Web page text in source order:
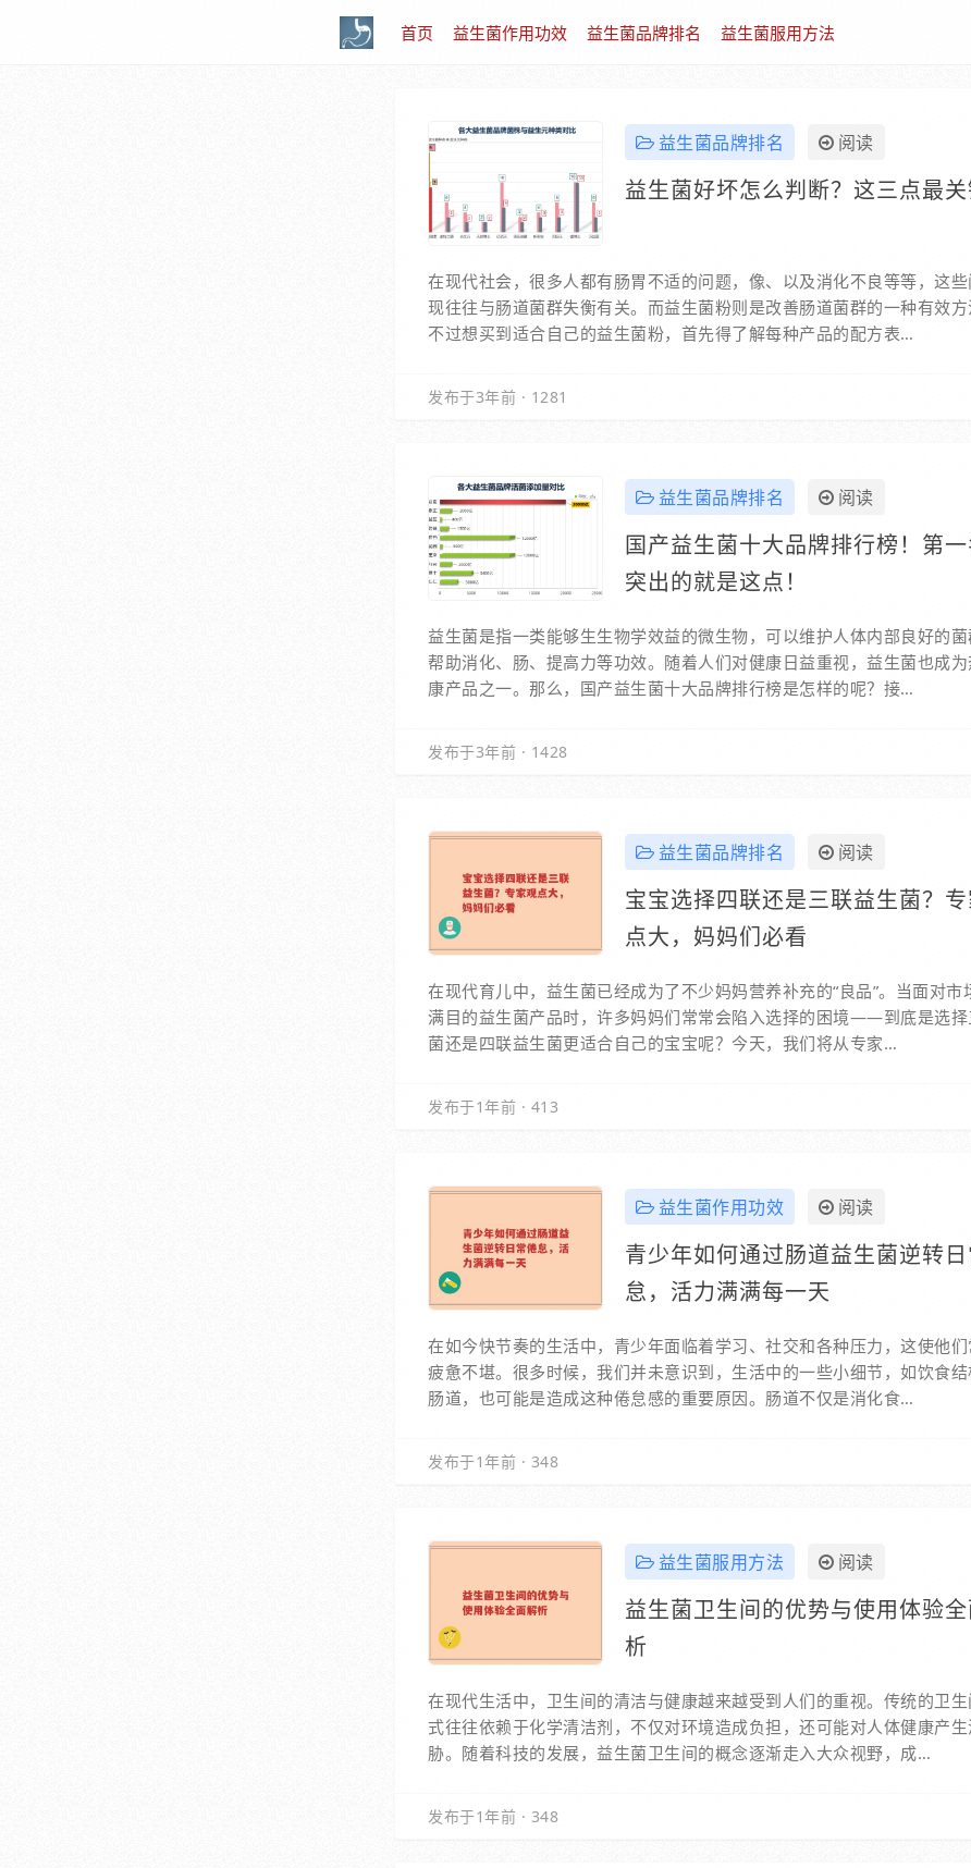
首页 益生菌作用功效 益生菌品牌排名 益生菌服用方法
益生菌品牌排名 阅读
益生菌好坏怎么判断？这三点最关
在现代社会，很多人都有肠胃不适的问题，像、以及消化不良等等，这
现往往与肠道菌群失衡有关。而益生菌粉则是改善肠道菌群的一种有效方
不过想买到适合自己的益生菌粉，首先得了解每种产品的配方表…
发布于3年前 · 1281
益生菌品牌排名 阅读
国产益生菌十大品牌排行榜！第
突出的就是这点！
益生菌是指一类能够生生物学效益的微生物，可以维护人体内部良好的菌
帮助消化、肠、提高力等功效。随着人们对健康日益重视，益生菌也成
康产品之一。那么，国产益生菌十大品牌排行榜是怎样的呢？接…
发布于3年前 · 1428
益生菌品牌排名 阅读
宝宝选择四联还是三联益生菌？
点大，妈妈们必看
在现代育儿中，益生菌已经成为了不少妈妈营养补充的“良品”。当面对市
满目的益生菌产品时，许多妈妈们常常会陷入选择的困境——到底是选择
菌还是四联益生菌更适合自己的宝宝呢？今天，我们将从专家…
发布于1年前 · 413
益生菌作用功效 阅读
青少年如何通过肠道益生菌逆转
怠，活力满满每一天
在如今快节奏的生活中，青少年面临着学习、社交和各种压力，这使他
疲惫不堪。很多时候，我们并未意识到，生活中的一些小细节，如饮食
肠道，也可能是造成这种倦怠感的重要原因。肠道不仅是消化食…
发布于1年前 · 348
益生菌服用方法 阅读
益生菌卫生间的优势与使用体验
析
在现代生活中，卫生间的清洁与健康越来越受到人们的重视。传统的卫
式往往依赖于化学清洁剂，不仅对环境造成负担，还可能对人体健康产
胁。随着科技的发展，益生菌卫生间的概念逐渐走入大众视野，成…
发布于1年前 · 348